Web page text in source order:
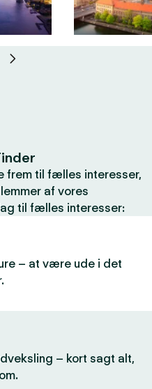
frem til fælles interesser,
af vores
til fælles interesser:
– at være ude i det
– kort sagt alt,